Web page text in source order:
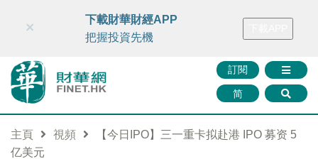
財華智庫網 FINTV FINMETA 財華證券 媒體矩陣
訂閱
简
×
下載財華財經APP
把握投資先機
主頁 視頻
【今日IPO】三一重卡拟赴港 IPO 募资 5
亿美元